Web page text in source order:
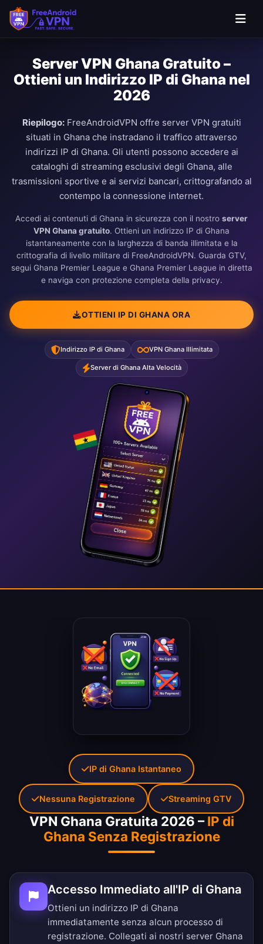
Server VPN Ghana Gratuito –
Ottieni un Indirizzo IP di Ghana nel
2026
Riepilogo:FreeAndroidVPN offre server VPN gratuiti
situati in Ghana che instradano il traffico attraverso
indirizzi IP di Ghana. Gli utenti possono accedere ai
cataloghi di streaming esclusivi degli Ghana, alle
trasmissioni sportive e ai servizi bancari, crittografando al
contempo la connessione internet.
Accedi ai contenuti di Ghana in sicurezza con il nostro server
VPN Ghana gratuito. Ottieni un indirizzo IP di Ghana
istantaneamente con la larghezza di banda illimitata e la
crittografia di livello militare di FreeAndroidVPN. Guarda GTV,
segui Ghana Premier League e Ghana Premier League in diretta
e naviga con protezione completa della privacy.
OTTIENI IP DI GHANA ORA
Indirizzo IP di Ghana VPN Ghana Illimitata
Server di Ghana Alta Velocità
VPN Ghana Gratuita 2026 –IP di
Ghana Senza Registrazione
Accesso Immediato all'IP di Ghana
Ottieni un indirizzo IP di Ghana
immediatamente senza alcun processo di
registrazione. Collegati ai nostri server Ghana
IP di Ghana Istantaneo
Nessuna Registrazione Streaming GTV